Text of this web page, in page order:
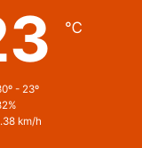
℃
- 23º
km/h